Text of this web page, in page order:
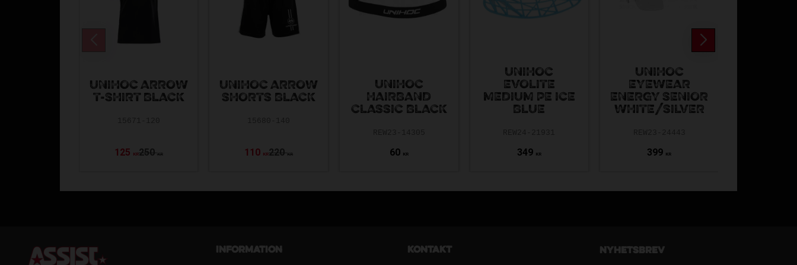
UNIHOC ARROW
T-SHIRT BLACK
125 KR250 KR
UNIHOC ARROW
SHORTS BLACK
110 KR220 KR
UNIHOC
HAIRBAND
CLASSIC BLACK
60 KR
UNIHOC
EVOLITE
MEDIUM PE ICE
BLUE
349 KR
UNIHOC
EYEWEAR
ENERGY SENIOR
WHITE/SILVER
399 KR
Information Kontakt Nyhetsbrev